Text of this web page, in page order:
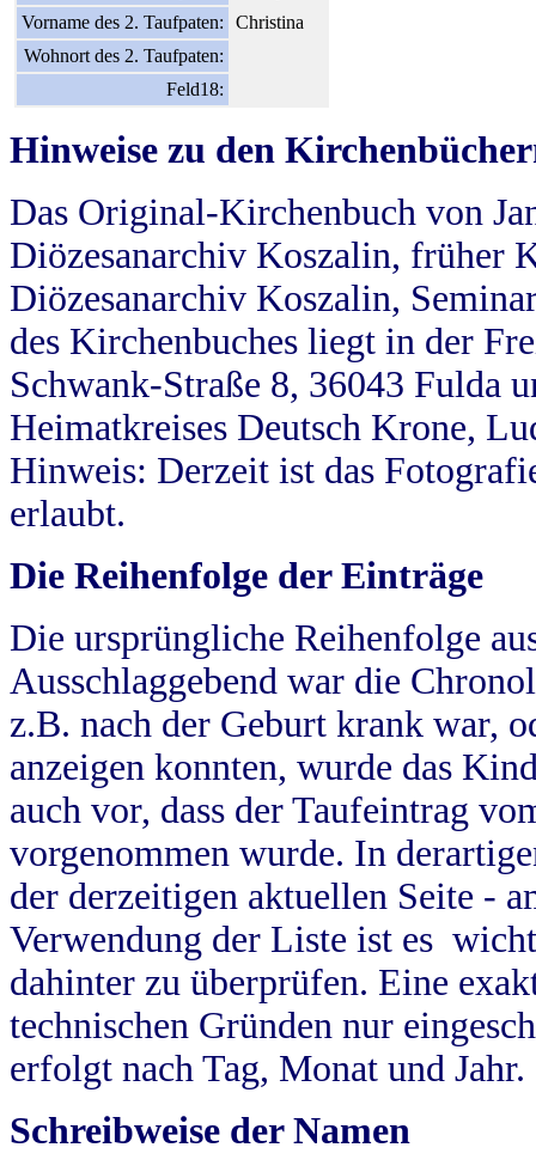
Vorname des 2. Taufpaten:
Christina
Wohnort des 2. Taufpaten:
Feld18:
Hinweise zu den
Das Original-Kirchenbuch von
Diözesanarchiv Koszalin, früher
Diözesanarchiv Koszalin,
des Kirchenbuches liegt in der
Schwank-Straße 8, 36043 Fulda
Heimatkreises Deutsch Krone,
Hinweis: Derzeit ist das
erlaubt.
Die Reihenfolge der Einträge
Die ursprüngliche Reihenfolge
Ausschlaggebend war die
z.B. nach der Geburt krank war,
anzeigen konnten, wurde das
auch vor, dass der Taufeintrag
vorgenommen wurde. In
der derzeitigen aktuellen Seite -
Verwendung der Liste ist es
dahinter zu überprüfen. Eine
technischen Gründen nur
erfolgt nach Tag, Monat und Jahr.
Schreibweise der Namen